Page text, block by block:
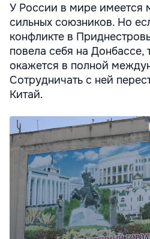
У России в мире имеется
сильных союзников. Но
конфликте в
повела себя на Донбассе,
окажется в полной
Сотрудничать с ней
Китай.